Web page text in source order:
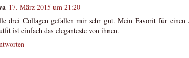
17. März 2015 um 21:20
drei Collagen gefallen mir sehr gut. Mein Favorit für
ist einfach das eleganteste von ihnen.